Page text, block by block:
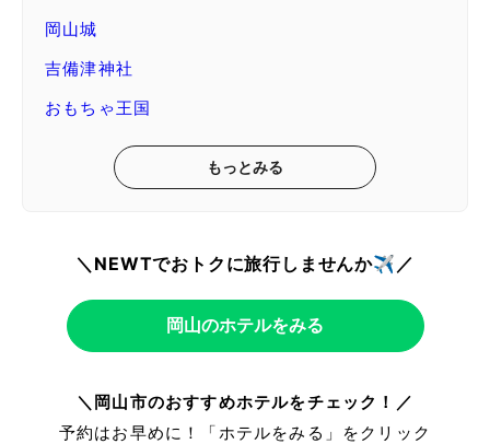
岡山城
吉備津神社
おもちゃ王国
もっとみる
＼NEWTでおトクに旅行しませんか✈️／
岡山のホテルをみる
＼岡山市のおすすめホテルをチェック！／
予約はお早めに！「ホテルをみる」をクリック